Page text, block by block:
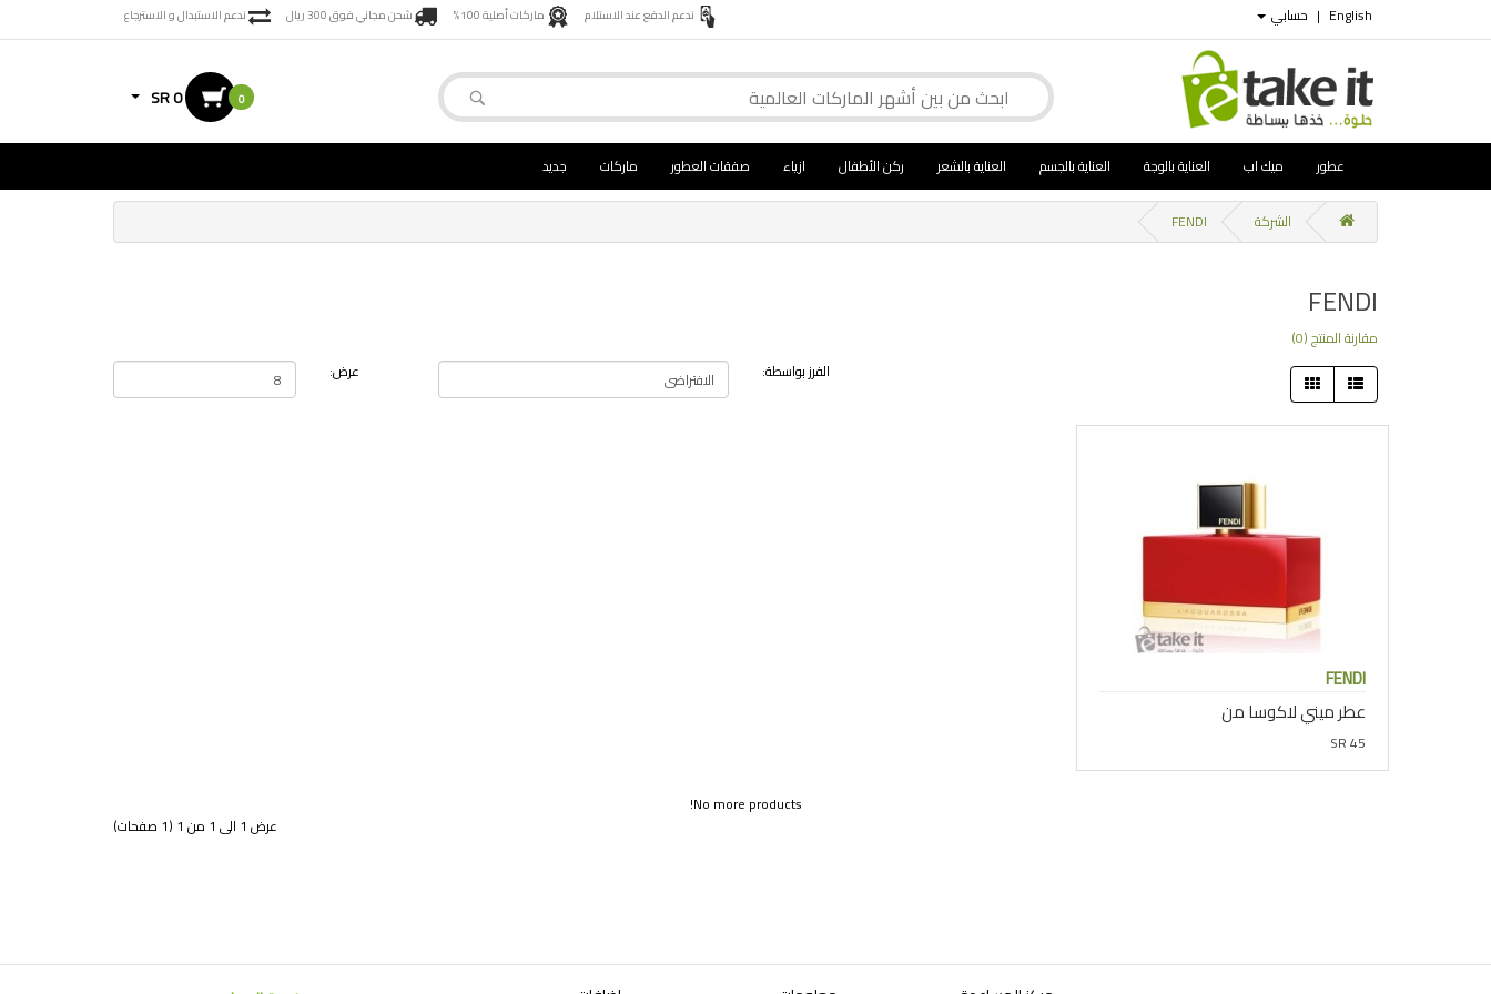
English
| حسابي ندعم الدفع عند الاستلام ماركات أصلية 100% شحن مجاني فوق 300 ريال ندعم الاستبدال و الاسترجاع
0
SR 0
عطور ميك اب العناية بالوجة العناية بالجسم العناية بالشعر ركن الأطفال ازياء صفقات العطور ماركات جديد
الشركة FENDI
FENDI
مقارنة المنتج (0)
الفرز بواسطة:
عرض:
FENDI
عطر ميني لاكوسا من
SR 45
No more products!
عرض 1 الى 1 من 1 (1 صفحات)